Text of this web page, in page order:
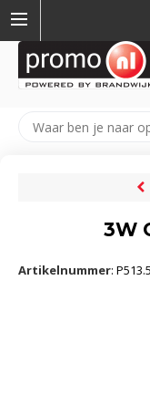
3W
Artikelnummer: